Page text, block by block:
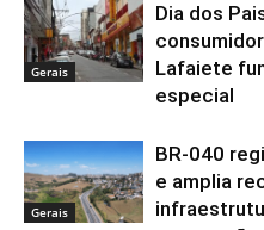
Gerais
Dia dos
Lafaiete
especial
Gerais
BR-040
e amplia